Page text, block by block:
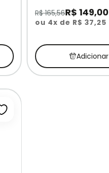
R$ 165,56R$ 149,00
ou 4x de R$ 37,25
Adicionar
Adicionar à lista de desejos